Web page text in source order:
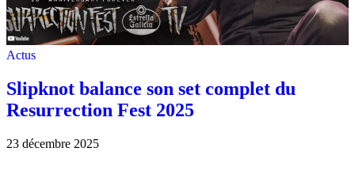
Actus
Slipknot balance son set complet du
Resurrection Fest 2025
23 décembre 2025